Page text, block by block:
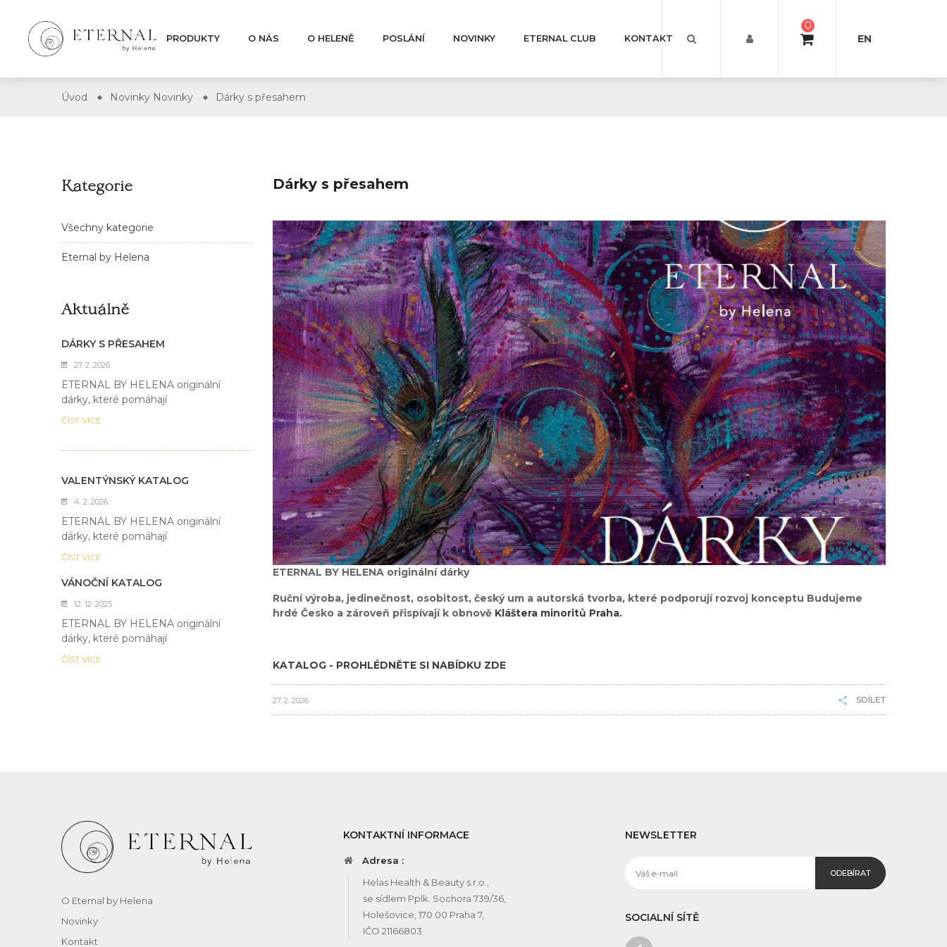
PRODUKTY O NÁS O HELENĚ POSLÁNÍ NOVINKY ETERNAL CLUB KONTAKT
0
EN
Úvod Novinky Novinky Dárky s přesahem
Kategorie
Všechny kategorie
Eternal by Helena
Aktuálně
DÁRKY S PŘESAHEM
27. 2. 2026
ETERNAL BY HELENA originální
dárky, které pomáhají
ČÍST VÍCE
VALENTÝNSKÝ KATALOG
4. 2. 2026
ETERNAL BY HELENA originální
dárky, které pomáhají
ČÍST VÍCE
VÁNOČNÍ KATALOG
12. 12. 2025
ETERNAL BY HELENA originální
dárky, které pomáhají
ČÍST VÍCE
Dárky s přesahem
ETERNAL BY HELENA originální dárky
Ruční výroba, jedinečnost, osobitost, český um a autorská tvorba, které podporují rozvoj konceptu Budujeme
hrdé Česko a zároveň přispívají k obnově Kláštera minoritů Praha.
KATALOG - PROHLÉDNĚTE SI NABÍDKU ZDE
27. 2. 2026 SDÍLET
O Eternal by Helena
Novinky
Kontakt
KONTAKTNÍ INFORMACE
Adresa :
Helas Health & Beauty s.r.o.,
se sídlem Pplk. Sochora 739/36,
Holešovice, 170 00 Praha 7,
IČO 21166803
NEWSLETTER
ODEBÍRAT
SOCIALNÍ SÍTĚ